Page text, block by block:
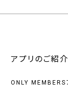
アプリのご紹介
ONLY MEMBERS